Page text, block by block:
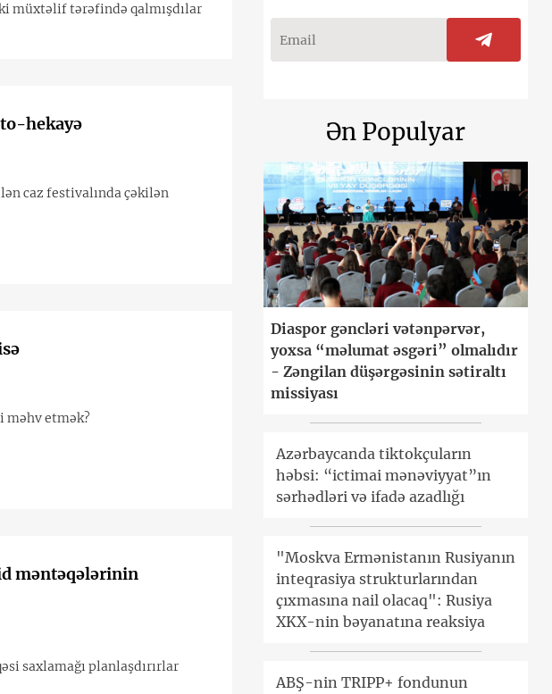
müxtəlif tərəfində qalmışdılar
hekayə
caz festivalında çəkilən
məhv etmək?
məntəqələrinin
saxlamağı planlaşdırırlar
Ən Populyar
Diaspor gəncləri vətənpərvər,
yoxsa “məlumat əsgəri” olmalıdır
- Zəngilan düşərgəsinin sətiraltı
missiyası
Azərbaycanda tiktokçuların
həbsi: “ictimai mənəviyyat”ın
sərhədləri və ifadə azadlığı
"Moskva Ermənistanın Rusiyanın
inteqrasiya strukturlarından
çıxmasına nail olacaq": Rusiya
XKX-nin bəyanatına reaksiya
ABŞ-nin TRIPP+ fondunun